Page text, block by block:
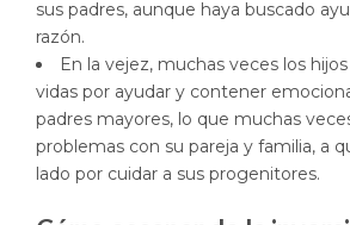
sus padres, aunque haya buscado
razón.
En la vejez, muchas veces los
vidas por ayudar y contener
padres mayores, lo que muchas
problemas con su pareja y familia, a
lado por cuidar a sus progenitores.